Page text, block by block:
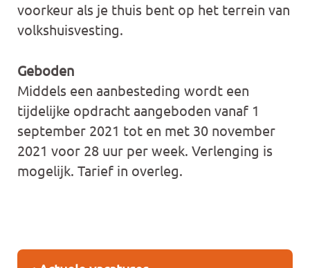
voorkeur als je thuis bent op het terrein van
volkshuisvesting.
Geboden
Middels een aanbesteding wordt een
tijdelijke opdracht aangeboden vanaf 1
september 2021 tot en met 30 november
2021 voor 28 uur per week. Verlenging is
mogelijk. Tarief in overleg.